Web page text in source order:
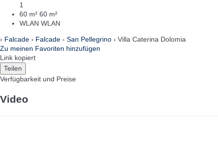
1
60 m² 60 m²
WLAN WLAN
› Falcade › Falcade - San Pellegrino › Villa Caterina Dolomia
Zu meinen Favoriten hinzufügen
Link kopiert
Teilen
Verfügbarkeit und Preise
Video